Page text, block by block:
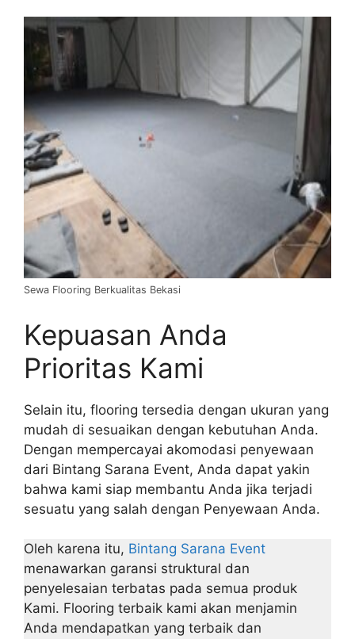
Sewa Flooring Berkualitas Bekasi
Kepuasan Anda
Prioritas Kami
Selain itu, flooring tersedia dengan ukuran yang
mudah di sesuaikan dengan kebutuhan Anda.
Dengan mempercayai akomodasi penyewaan
dari Bintang Sarana Event, Anda dapat yakin
bahwa kami siap membantu Anda jika terjadi
sesuatu yang salah dengan Penyewaan Anda.
Oleh karena itu, Bintang Sarana Event
menawarkan garansi struktural dan
penyelesaian terbatas pada semua produk
Kami. Flooring terbaik kami akan menjamin
Anda mendapatkan yang terbaik dan